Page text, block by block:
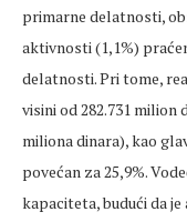
primarne delatnosti,
aktivnosti (1,1%)
delatnosti. Pri tome,
visini od 282.731 milion
miliona dinara), kao
povećan za 25,9%.
kapaciteta, budući da